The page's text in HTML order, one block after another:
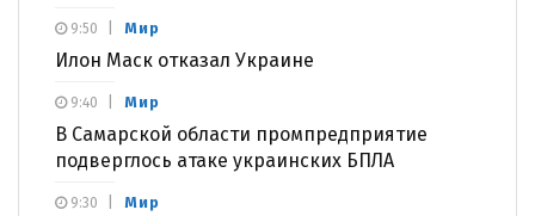
Мир
Илон Маск отказал Украине
9:50
Мир
В Самарской области промпредприятие
подверглось атаке украинских БПЛА
9:40
Мир
9:30